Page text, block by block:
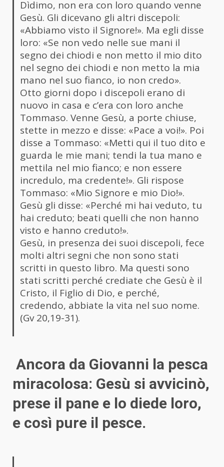
Dìdimo, non era con loro quando venne
Gesù. Gli dicevano gli altri discepoli:
«Abbiamo visto il Signore!». Ma egli disse
loro: «Se non vedo nelle sue mani il
segno dei chiodi e non metto il mio dito
nel segno dei chiodi e non metto la mia
mano nel suo fianco, io non credo».
Otto giorni dopo i discepoli erano di
nuovo in casa e c’era con loro anche
Tommaso. Venne Gesù, a porte chiuse,
stette in mezzo e disse: «Pace a voi!». Poi
disse a Tommaso: «Metti qui il tuo dito e
guarda le mie mani; tendi la tua mano e
mettila nel mio fianco; e non essere
incredulo, ma credente!». Gli rispose
Tommaso: «Mio Signore e mio Dio!».
Gesù gli disse: «Perché mi hai veduto, tu
hai creduto; beati quelli che non hanno
visto e hanno creduto!».
Gesù, in presenza dei suoi discepoli, fece
molti altri segni che non sono stati
scritti in questo libro. Ma questi sono
stati scritti perché crediate che Gesù è il
Cristo, il Figlio di Dio, e perché,
credendo, abbiate la vita nel suo nome.
(Gv 20,19-31).
Ancora da Giovanni la pesca
miracolosa: Gesù si avvicinò,
prese il pane e lo diede loro,
e così pure il pesce.